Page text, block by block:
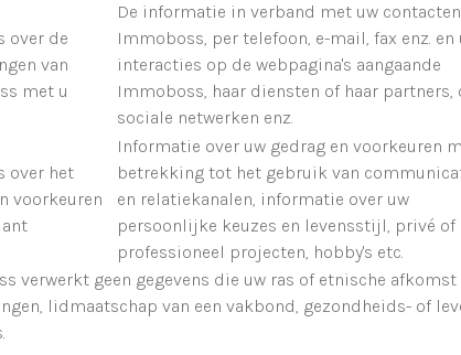
over de
van
met u
De informatie in verband met uw
Immoboss, per telefoon, e-mail, fax enz. en
interacties op de webpagina's aangaande
Immoboss, haar diensten of haar partners,
sociale netwerken enz.
over het
voorkeuren
Informatie over uw gedrag en voorkeuren
betrekking tot het gebruik van
en relatiekanalen, informatie over uw
persoonlijke keuzes en levensstijl, privé of
professioneel projecten, hobby's etc.
verwerkt geen gegevens die uw ras of etnische
lidmaatschap van een vakbond, gezondheids- of